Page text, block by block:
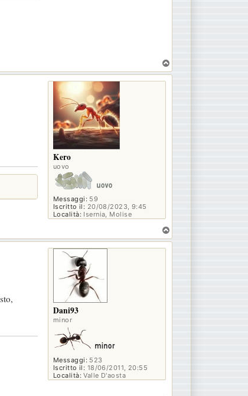
o
Kero
uovo
Messaggi: 59
Iscritto il: 20/08/2023, 9:45
Località: Isernia, Molise
o
Dani93
minor
Messaggi: 523
Iscritto il: 18/06/2011, 20:55
Località: Valle D'aosta